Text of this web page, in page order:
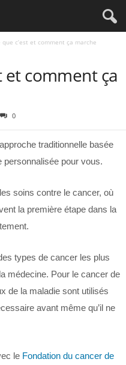
que c’est et comment ça marche
et comment ça
0
traditionnelle basée
pour vous.
soins contre le cancer, où
la première étape dans la
types de cancer les plus
médecine. Pour le cancer de
de la maladie sont utilisés
avant même qu’il ne
le Fondation du cancer de